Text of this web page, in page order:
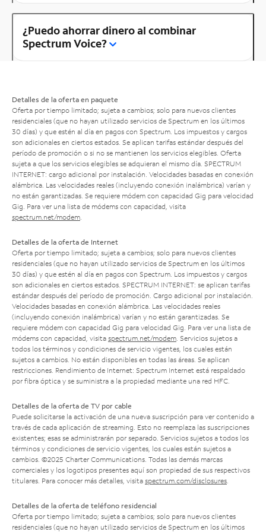
¿Puedo ahorrar dinero al combinar
Spectrum Voice?
Detalles de la oferta en paquete
Oferta por tiempo limitado; sujeta a cambios; solo para nuevos clientes
residenciales (que no hayan utilizado servicios de Spectrum en los últimos
30 días) y que estén al día en pagos con Spectrum. Los impuestos y cargos
son adicionales en ciertos estados. Se aplican tarifas estándar después del
período de promoción o si no se mantienen los servicios elegibles. Oferta
sujeta a que los servicios elegibles se adquieran el mismo día. SPECTRUM
INTERNET: cargo adicional por instalación. Velocidades basadas en conexión
alámbrica. Las velocidades reales (incluyendo conexión inalámbrica) varían y
no están garantizadas. Se requiere módem con capacidad Gig para velocidad
Gig. Para ver una lista de módems con capacidad, visita
spectrum.net/modem
Detalles de la oferta de Internet
Oferta por tiempo limitado; sujeta a cambios; solo para nuevos clientes
residenciales (que no hayan utilizado servicios de Spectrum en los últimos
30 días) y que estén al día en pagos con Spectrum. Los impuestos y cargos
son adicionales en ciertos estados. SPECTRUM INTERNET: se aplican tarifas
estándar después del período de promoción. Cargo adicional por instalación.
Velocidades basadas en conexión alámbrica. Las velocidades reales
(incluyendo conexión inalámbrica) varían y no están garantizadas. Se
requiere módem con capacidad Gig para velocidad Gig. Para ver una lista de
módems con capacidad, visita spectrum.net/modem . Servicios sujetos a
todos los términos y condiciones de servicio vigentes, los cuales están
sujetos a cambios. No están disponibles en todas las áreas. Se aplican
restricciones. Rendimiento de Internet: Spectrum Internet está respaldado
por fibra óptica y se suministra a la propiedad mediante una red HFC.
Detalles de la oferta de TV por cable
Puede solicitarse la activación de una nueva suscripción para ver contenido a
través de cada aplicación de streaming. Esto no reemplaza las suscripciones
existentes; esas se administrarán por separado. Servicios sujetos a todos los
términos y condiciones de servicio vigentes, los cuales están sujetos a
cambios. ©2025 Charter Communications. Todas las demás marcas
comerciales y los logotipos presentes aquí son propiedad de sus respectivos
titulares. Para conocer más detalles, visita spectrum.com/disclosures
Detalles de la oferta de teléfono residencial
Oferta por tiempo limitado; sujeta a cambios; solo para nuevos clientes
residenciales (que no hayan utilizado servicios de Spectrum en los últimos